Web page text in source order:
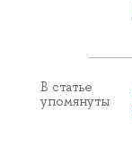
В статье
упомянуты